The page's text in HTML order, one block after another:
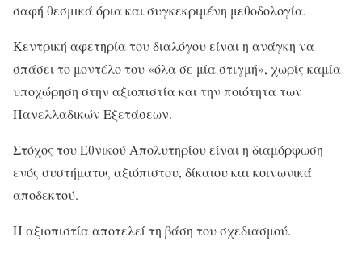
σαφή θεσμικά όρια και συγκεκριμένη μεθοδολογία.
Κεντρική αφετηρία του διαλόγου είναι η ανάγκη να
σπάσει το μοντέλο του «όλα σε μία στιγμή», χωρίς καμία
υποχώρηση στην αξιοπιστία και την ποιότητα των
Πανελλαδικών Εξετάσεων.
Στόχος του Εθνικού Απολυτηρίου είναι η διαμόρφωση
ενός συστήματος αξιόπιστου, δίκαιου και κοινωνικά
αποδεκτού.
Η αξιοπιστία αποτελεί τη βάση του σχεδιασμού.